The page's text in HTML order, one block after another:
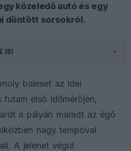
közeledő autó és egy
döntött sorsokról.
IS!
baleset az idei
futam első időmérőjén,
a pályán maradt az égő
nagy tempóval
A jelenet végül